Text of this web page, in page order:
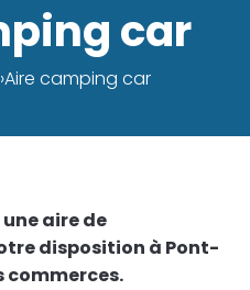
car
Aire camping car
aire de
disposition à Pont-
commerces.